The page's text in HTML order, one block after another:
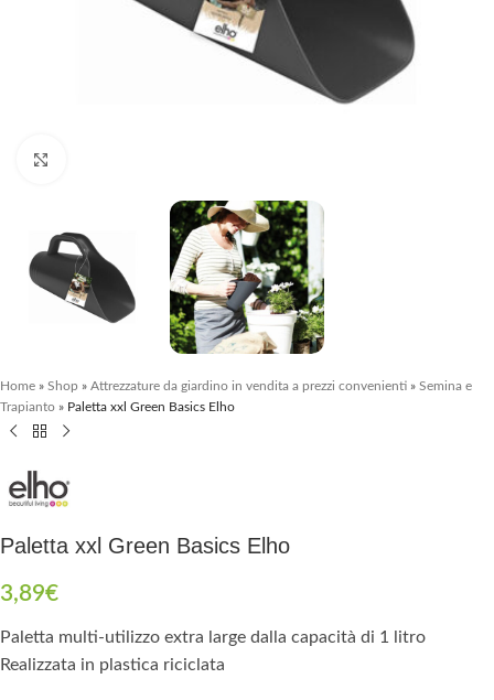
Home » Shop » Attrezzature da giardino in vendita a prezzi convenienti » Semina e
Trapianto » Paletta xxl Green Basics Elho
Paletta xxl Green Basics Elho
3,89€
Paletta multi-utilizzo extra large dalla capacità di 1 litro
Realizzata in plastica riciclata